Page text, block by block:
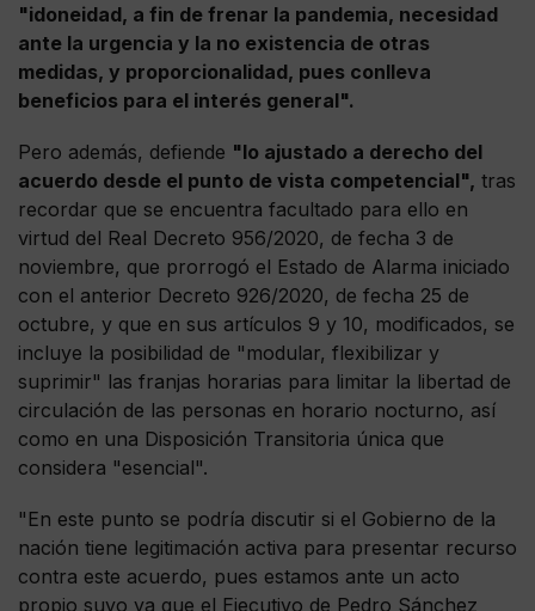
"idoneidad, a fin de frenar la pandemia, necesidad
ante la urgencia y la no existencia de otras
medidas, y proporcionalidad, pues conlleva
beneficios para el interés general".
Pero además, defiende "lo ajustado a derecho del
acuerdo desde el punto de vista competencial", tras
recordar que se encuentra facultado para ello en
virtud del Real Decreto 956/2020, de fecha 3 de
noviembre, que prorrogó el Estado de Alarma iniciado
con el anterior Decreto 926/2020, de fecha 25 de
octubre, y que en sus artículos 9 y 10, modificados, se
incluye la posibilidad de "modular, flexibilizar y
suprimir" las franjas horarias para limitar la libertad de
circulación de las personas en horario nocturno, así
como en una Disposición Transitoria única que
considera "esencial".
"En este punto se podría discutir si el Gobierno de la
nación tiene legitimación activa para presentar recurso
contra este acuerdo, pues estamos ante un acto
propio suyo ya que el Ejecutivo de Pedro Sánchez